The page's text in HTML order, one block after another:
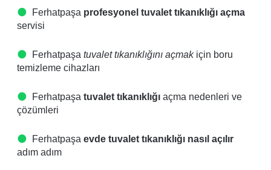
Ferhatpaşa profesyonel tuvalet tıkanıklığı açma
servisi
Ferhatpaşa tuvalet tıkanıklığını açmakiçin boru
temizleme cihazları
Ferhatpaşa tuvalet tıkanıklığı açma nedenleri ve
çözümleri
Ferhatpaşa evde tuvalet tıkanıklığı nasıl açılır
adım adım